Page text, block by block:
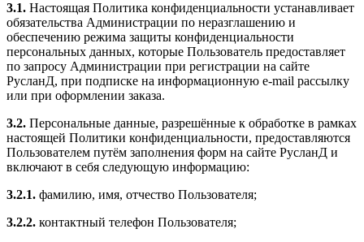
3.1. Настоящая Политика конфиденциальности устанавливает
обязательства Администрации по неразглашению и
обеспечению режима защиты конфиденциальности
персональных данных, которые Пользователь предоставляет
по запросу Администрации при регистрации на сайте
РусланД, при подписке на информационную e-mail рассылку
или при оформлении заказа.
3.2. Персональные данные, разрешённые к обработке в рамках
настоящей Политики конфиденциальности, предоставляются
Пользователем путём заполнения форм на сайте РусланД и
включают в себя следующую информацию:
3.2.1. фамилию, имя, отчество Пользователя;
3.2.2. контактный телефон Пользователя;